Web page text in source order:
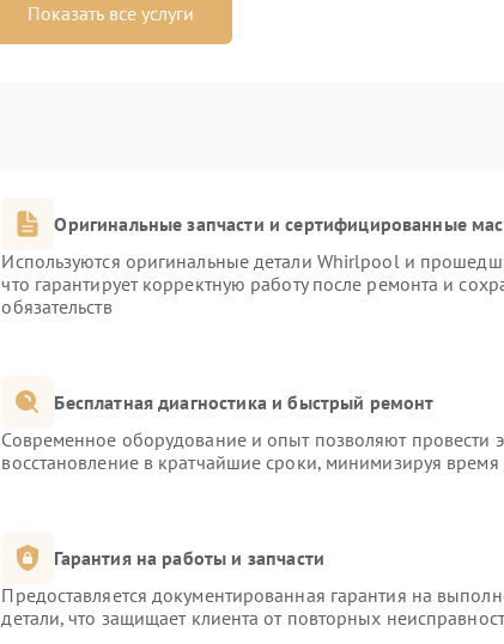
Показать все услуги
Оригинальные запчасти и сертифицированные
Используются оригинальные детали Whirlpool и
что гарантирует корректную работу после ремонта и
обязательств
Бесплатная диагностика и быстрый ремонт
Современное оборудование и опыт позволяют провести
восстановление в кратчайшие сроки, минимизируя время
Гарантия на работы и запчасти
Предоставляется документированная гарантия на
детали, что защищает клиента от повторных